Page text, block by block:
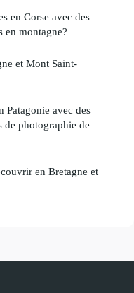
en Corse avec des
en montagne?
et Mont Saint-
Patagonie avec des
de photographie de
en Bretagne et